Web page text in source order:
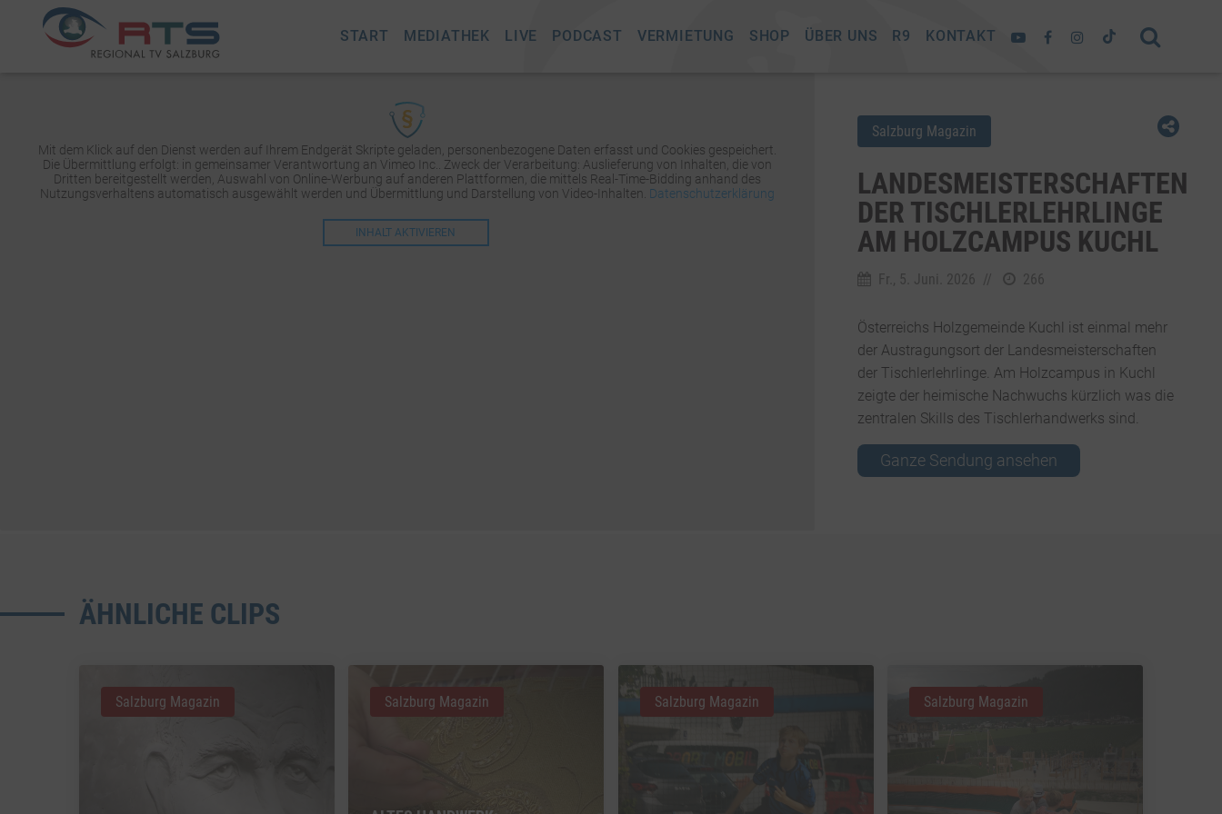
START MEDIATHEK LIVE PODCAST VERMIETUNG SHOP ÜBER UNS R9 KONTAKT
Mit dem Klick auf den Dienst werden auf Ihrem Endgerät Skripte geladen, personenbezogene Daten erfasst und Cookies gespeichert.
Die Übermittlung erfolgt: in gemeinsamer Verantwortung an Vimeo Inc.. Zweck der Verarbeitung: Auslieferung von Inhalten, die von
Dritten bereitgestellt werden, Auswahl von Online-Werbung auf anderen Plattformen, die mittels Real-Time-Bidding anhand des
Nutzungsverhaltens automatisch ausgewählt werden und Übermittlung und Darstellung von Video-Inhalten. Datenschutzerklärung
INHALT AKTIVIEREN
Salzburg Magazin
LANDESMEISTERSCHAFTEN
DER TISCHLERLEHRLINGE
AM HOLZCAMPUS KUCHL
Fr., 5. Juni. 2026 // 266
Österreichs Holzgemeinde Kuchl ist einmal mehr
der Austragungsort der Landesmeisterschaften
der Tischlerlehrlinge. Am Holzcampus in Kuchl
zeigte der heimische Nachwuchs kürzlich was die
zentralen Skills des Tischlerhandwerks sind.
Ganze Sendung ansehen
ÄHNLICHE CLIPS
Salzburg Magazin Salzburg Magazin Salzburg Magazin Salzburg Magazin